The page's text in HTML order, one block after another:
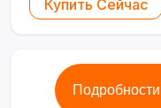
Купить Сейчас